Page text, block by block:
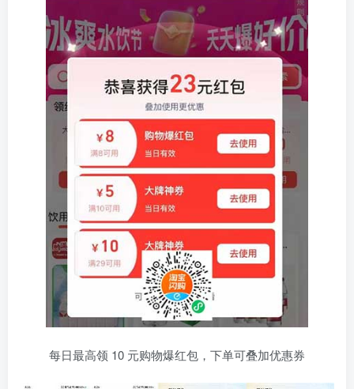
每日最高领 10 元购物爆红包，下单可叠加优惠券